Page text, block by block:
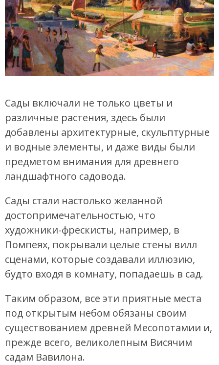
Сады включали не только цветы и
различные растения, здесь были
добавлены архитектурные, скульптурные
и водные элементы, и даже виды были
предметом внимания для древнего
ландшафтного садовода.
Сады стали настолько желанной
достопримечательностью, что
художники-фрескисты, например, в
Помпеях, покрывали целые стены вилл
сценами, которые создавали иллюзию,
будто входя в комнату, попадаешь в сад.
Таким образом, все эти приятные места
под открытым небом обязаны своим
существованием древней Месопотамии и,
прежде всего, великолепным Висячим
садам Вавилона.